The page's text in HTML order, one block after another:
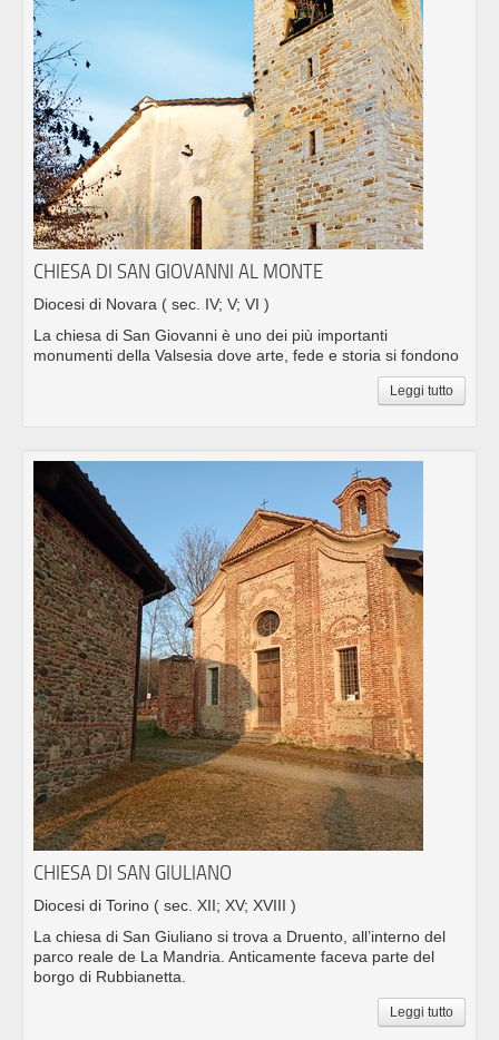
CHIESA DI SAN GIOVANNI AL MONTE
Diocesi di Novara ( sec. IV; V; VI )
La chiesa di San Giovanni è uno dei più importanti
monumenti della Valsesia dove arte, fede e storia si fondono
Leggi tutto
CHIESA DI SAN GIULIANO
Diocesi di Torino ( sec. XII; XV; XVIII )
La chiesa di San Giuliano si trova a Druento, all’interno del
parco reale de La Mandria. Anticamente faceva parte del
borgo di Rubbianetta.
Leggi tutto